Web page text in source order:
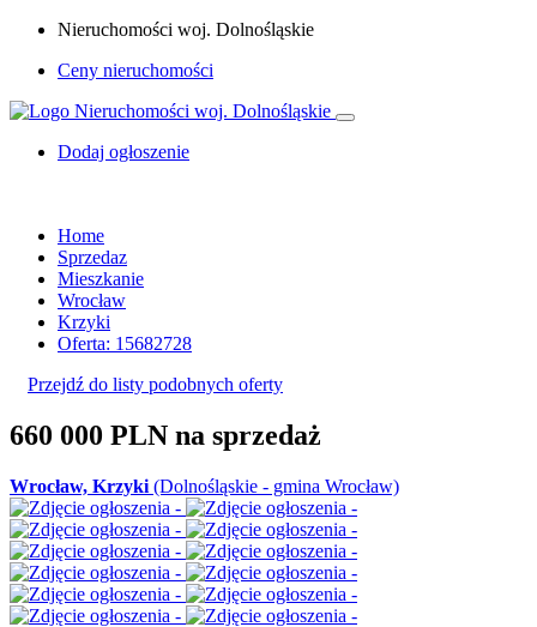
Nieruchomości woj. Dolnośląskie
Ceny nieruchomości
Dodaj ogłoszenie
Home
Sprzedaz
Mieszkanie
Wrocław
Krzyki
Oferta: 15682728
Przejdź do listy podobnych oferty
660 000 PLN na sprzedaż
Wrocław, Krzyki (Dolnośląskie - gmina Wrocław)